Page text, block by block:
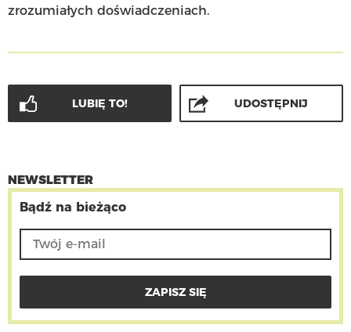
zrozumiałych doświadczeniach.
LUBIĘ TO! UDOSTĘPNIJ
NEWSLETTER
Bądź na bieżąco